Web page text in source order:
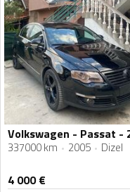
337000 km 2005 Dizel
4 000€